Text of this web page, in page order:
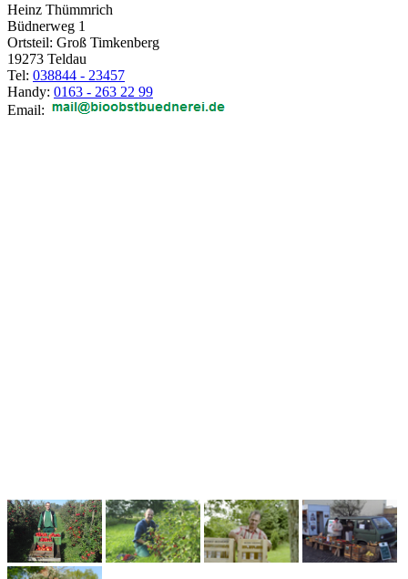
Heinz Thümmrich
Büdnerweg 1
Ortsteil: Groß Timkenberg
19273 Teldau
Tel: 038844 - 23457
Handy: 0163 - 263 22 99
Email: